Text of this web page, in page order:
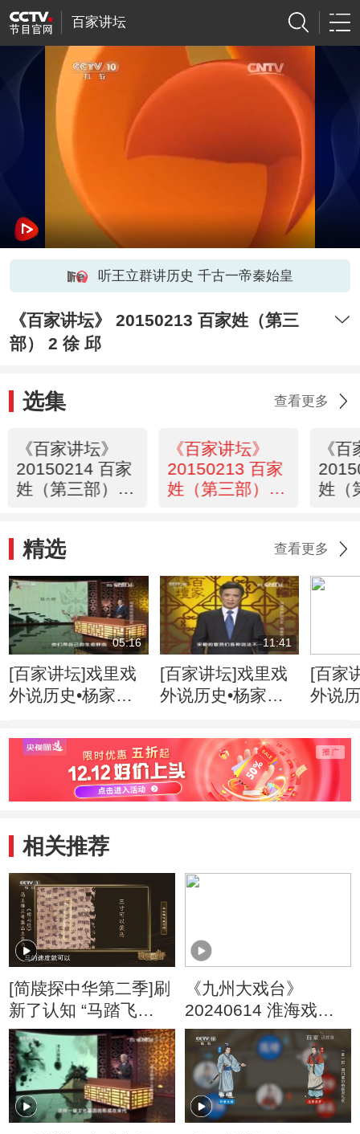
百家讲坛
听王立群讲历史 千古一帝秦始皇
《百家讲坛》 20150213 百家姓（第三
部） 2 徐 邱
选集 查看更多
《百家讲坛》
20150214 百家
姓（第三部） 3
《百家讲坛》
20150213 百家
姓（第三部） 2
《
姓（
精选 查看更多
05:16
[百家讲坛]戏里戏
外说历史•杨家将
11:41
[百家讲坛]戏里戏
外说历史•杨家将
[百家
外说
相关推荐
[简牍探中华第二季]刷
新了认知 “马踏飞
燕”原来是踩的乌鸦
《九州大戏台》
20240614 淮海戏电
影《皮秀英四告》